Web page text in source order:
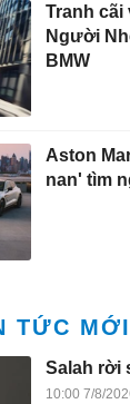
Tranh cãi
Người
BMW
Aston
nan' tìm
TỨC
Salah rời
10:00 7/8/